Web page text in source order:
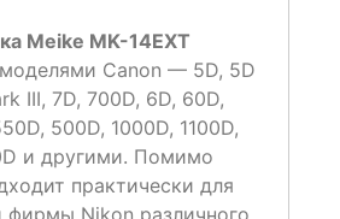
Meike MK-14EXT
Canon — 5D, 5D
III, 7D, 700D, 6D, 60D,
500D, 1000D, 1100D,
и другими. Помимо
практически для